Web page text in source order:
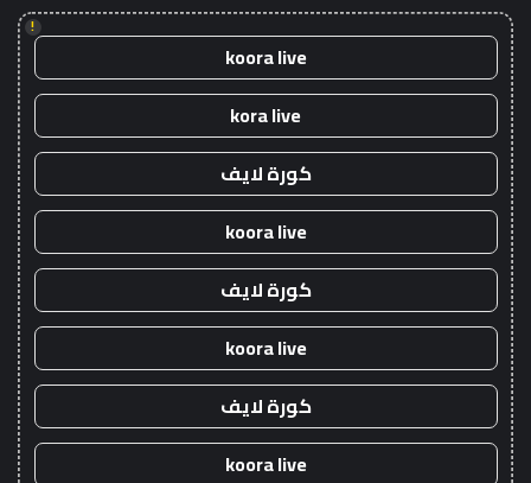
!
koora live
kora live
كورة لايف
koora live
كورة لايف
koora live
كورة لايف
koora live